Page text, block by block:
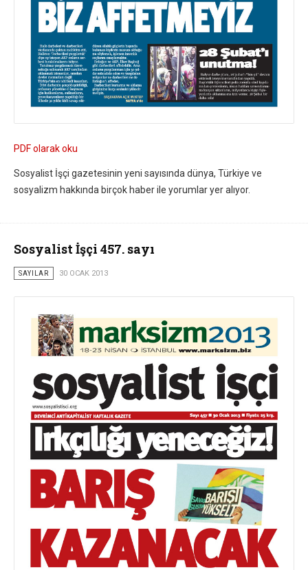
PDF olarak oku
Sosyalist İşçi gazetesinin yeni sayısında dünya, Türkiye ve
sosyalizm hakkında birçok haber ile yorumlar yer alıyor.
Sosyalist İşçi 457. sayı
SAYILAR 30 OCAK 2013